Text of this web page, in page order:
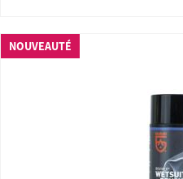
NOUVEAUTÉ